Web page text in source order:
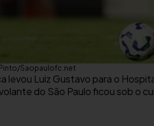
Saopaulofc.net
levou Luiz Gustavo para o
do São Paulo ficou sob o